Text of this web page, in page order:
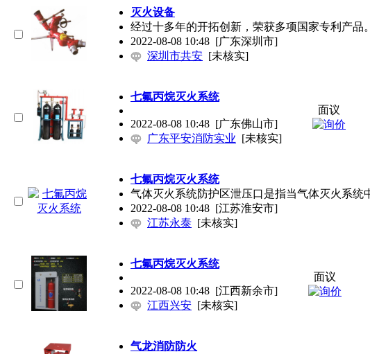
灭火设备
经过十多年的开拓创新，荣获多项国家专利产
2022-08-08 10:48 [广东深圳市]
深圳市共安 [未核实]
七氟丙烷灭火系统
2022-08-08 10:48 [广东佛山市]
广东平安消防实业 [未核实]
面议
七氟丙烷灭火系统
气体灭火系统防护区泄压口是指当气体灭火系统
2022-08-08 10:48 [江苏淮安市]
江苏永泰 [未核实]
七氟丙烷灭火系统
2022-08-08 10:48 [江西新余市]
江西兴安 [未核实]
面议
气龙消防防火